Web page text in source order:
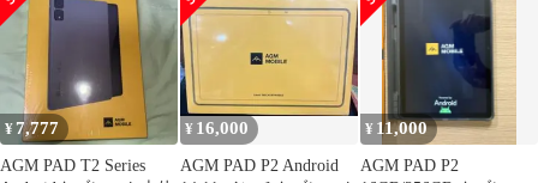
ィルム For Plimpton
PlimPad P2 保護フィル
ム 防水 耐油 貼り付け
簡単 指紋防止 9H硬度
超薄
¥ 7,777
AGM PAD T2 Series
¥ 16,000
AGM PAD P2 Android
¥ 11,000
AGM PAD P2